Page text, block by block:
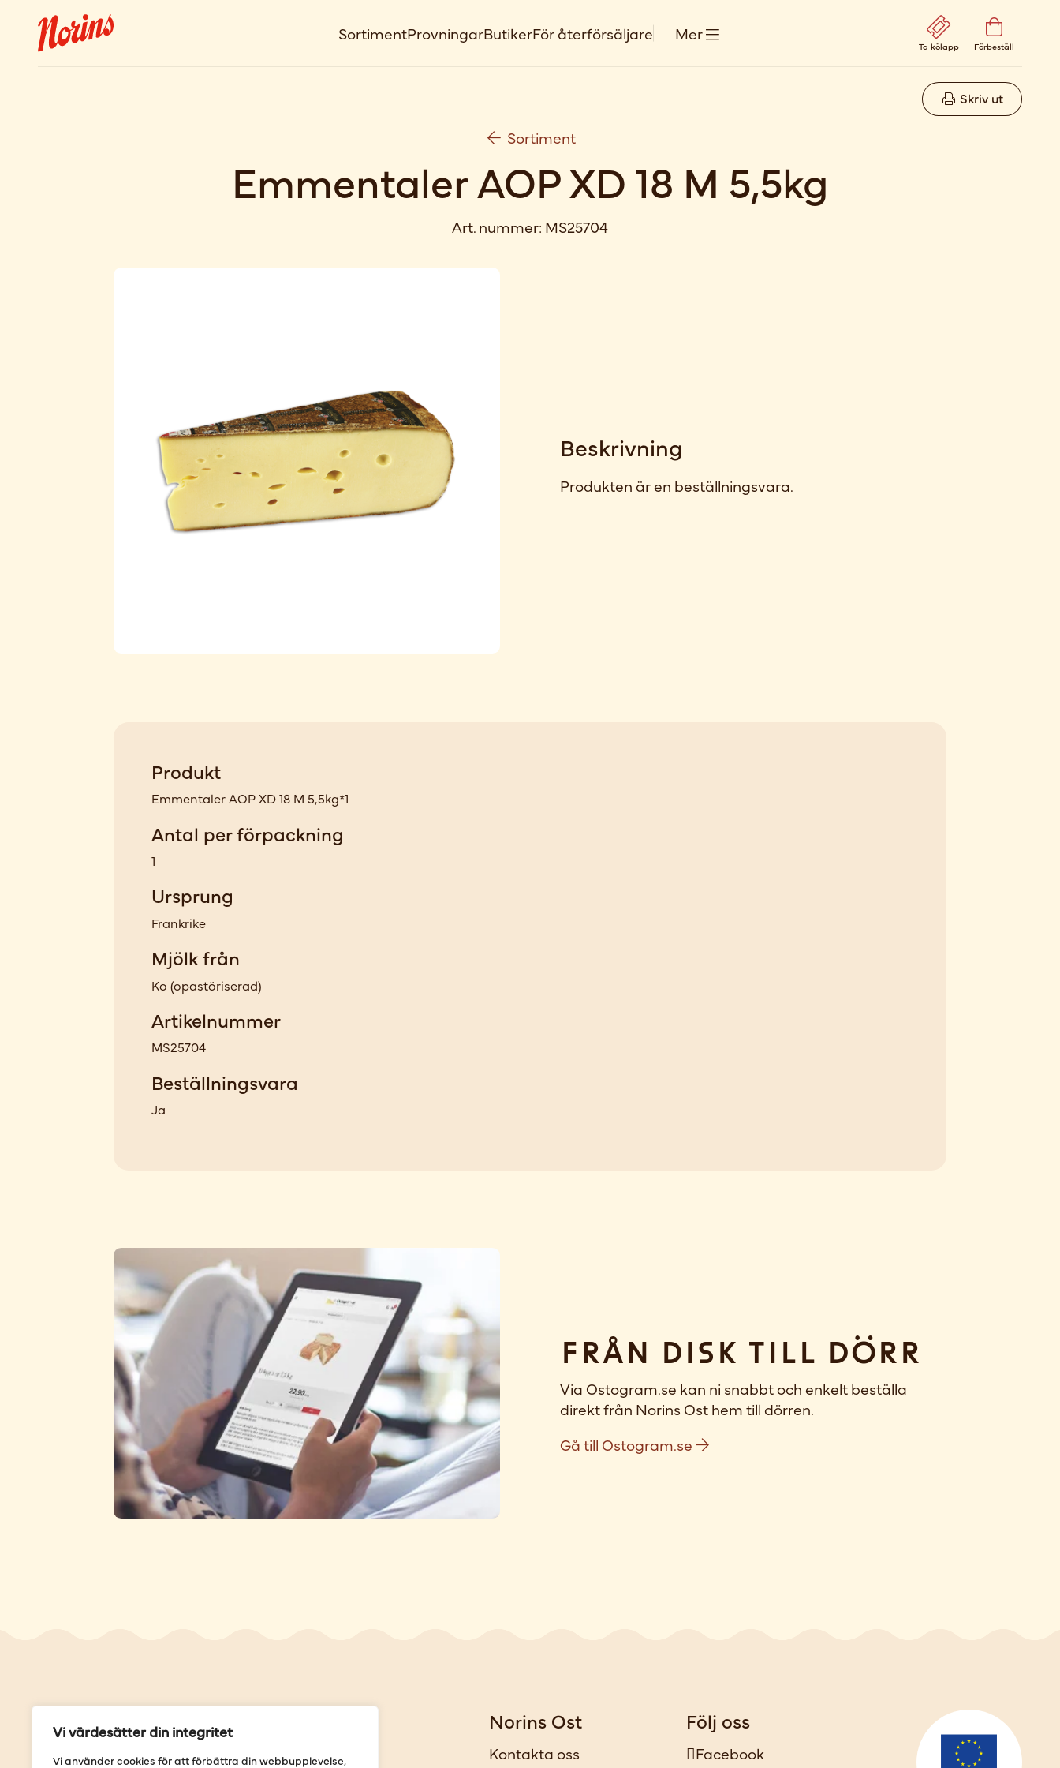
Vi värdesätter din integritet
Vi använder cookies för att förbättra din webbupplevelse,
SortimentProvningarButikerFör återförsäljare Mer
Ta kölapp Förbeställ
Skriv ut
Sortiment
Emmentaler AOP XD 18 M 5,5kg
Art. nummer: MS25704
Beskrivning
Produkten är en beställningsvara.
Produkt
Emmentaler AOP XD 18 M 5,5kg*1
Antal per förpackning
1
Ursprung
Frankrike
Mjölk från
Ko (opastöriserad)
Artikelnummer
MS25704
Beställningsvara
Ja
Från disk till dörr
Via Ostogram.se kan ni snabbt och enkelt beställa
direkt från Norins Ost hem till dörren.
Gå till Ostogram.se
Genvägar
Våra butiker
Norins Ost
Kontakta oss
Följ oss
Facebook